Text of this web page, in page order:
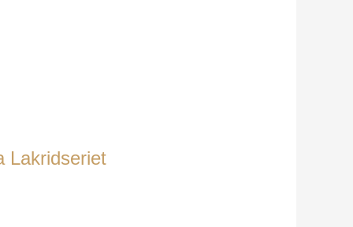
Lakridseriet